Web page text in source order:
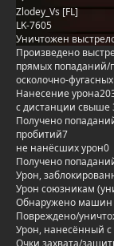
Zlodey_Vs [FL]
LK-7605
Уничтожен
Произведено
прямых попаданий/
осколочно-
Нанесение урона
с дистанции свыше
Получено
пробитий7
не нанёсших урон0
Получено
Урон,
Урон союзникам
Обнаружено машин
Повреждено/
Урон, нанесённый
Очки захвата/